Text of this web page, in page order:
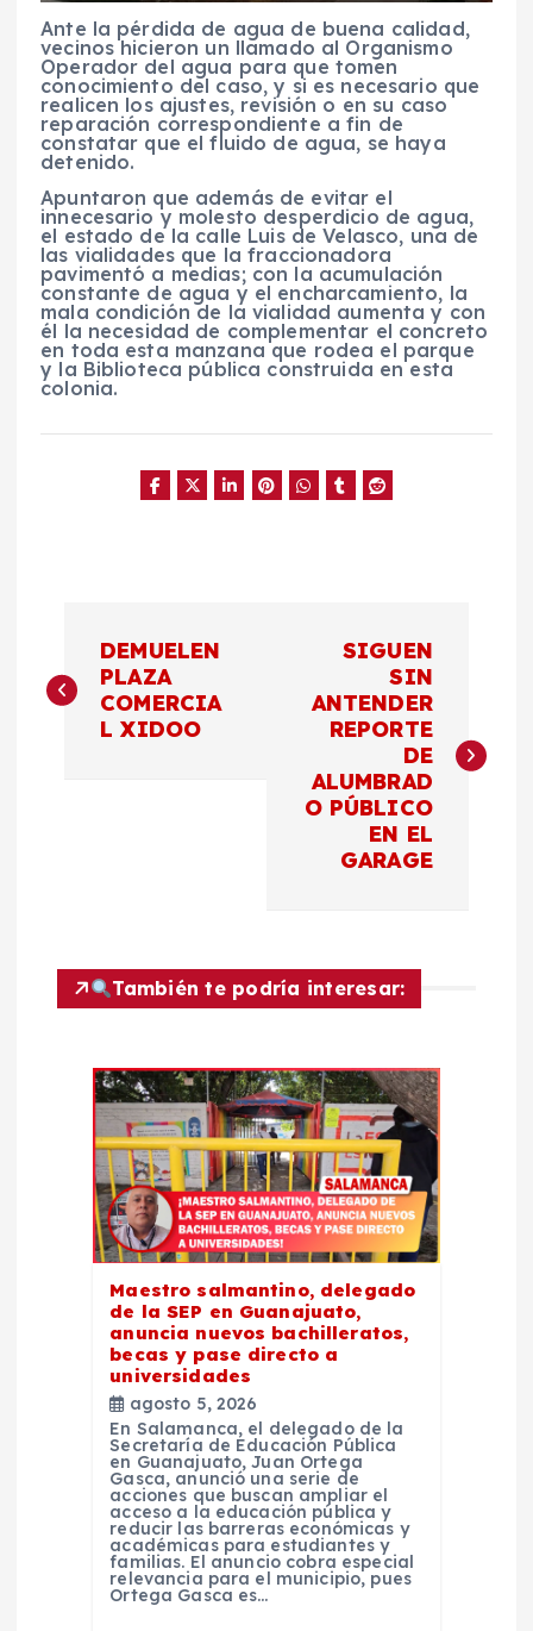
Ante la pérdida de agua de buena calidad,
vecinos hicieron un llamado al Organismo
Operador del agua para que tomen
conocimiento del caso, y si es necesario que
realicen los ajustes, revisión o en su caso
reparación correspondiente a fin de
constatar que el fluido de agua, se haya
detenido.
Apuntaron que además de evitar el
innecesario y molesto desperdicio de agua,
el estado de la calle Luis de Velasco, una de
las vialidades que la fraccionadora
pavimentó a medias; con la acumulación
constante de agua y el encharcamiento, la
mala condición de la vialidad aumenta y con
él la necesidad de complementar el concreto
en toda esta manzana que rodea el parque
y la Biblioteca pública construida en esta
colonia.
a
c
DEMUELEN
PLAZA
COMERCIA
L XIDOO
SIGUEN
SIN
ANTENDER
REPORTE
DE
ALUMBRAD
O PÚBLICO
EN EL
GARAGE
También te podría interesar:
Maestro salmantino, delegado
de la SEP en Guanajuato,
anuncia nuevos bachilleratos,
becas y pase directo a
universidades
agosto 5, 2026
En Salamanca, el delegado de la
Secretaría de Educación Pública
en Guanajuato, Juan Ortega
Gasca, anunció una serie de
acciones que buscan ampliar el
acceso a la educación pública y
reducir las barreras económicas y
académicas para estudiantes y
familias. El anuncio cobra especial
relevancia para el municipio, pues
Ortega Gasca es…